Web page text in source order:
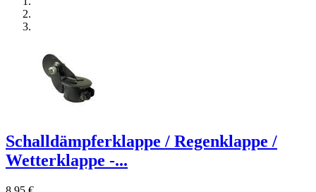
Schalldämpferklappe / Regenklappe /
Wetterklappe -...